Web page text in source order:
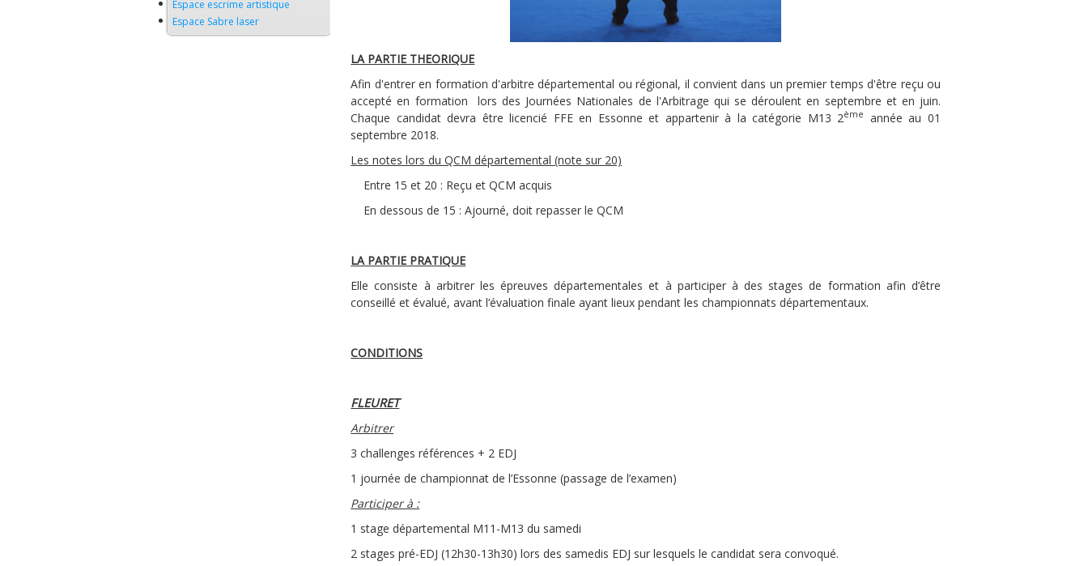
Espace escrime artistique
Espace Sabre laser
LA PARTIE THEORIQUE
Afin d'entrer en formation d'arbitre départemental ou régional, il convient dans un premier temps d'être reçu ou
accepté en formation
lors des Journées Nationales de l'Arbitrage qui se déroulent en septembre et en juin.
Chaque candidat devra être licencié FFE en Essonne et appartenir à la catégorie M13 2ème
année au 01
septembre 2018.
Les notes lors du QCM départemental (note sur 20)
Entre 15 et 20 : Reçu et QCM acquis
En dessous de 15 : Ajourné, doit repasser le QCM
LA PARTIE PRATIQUE
Elle consiste à arbitrer les épreuves départementales et à participer à des stages de formation afin d’être
conseillé et évalué, avant l’évaluation finale ayant lieux pendant les championnats départementaux.
CONDITIONS
FLEURET
Arbitrer
3 challenges références + 2 EDJ
1 journée de championnat de l’Essonne (passage de l’examen)
Participer à :
1 stage départemental M11-M13 du samedi
2 stages pré-EDJ (12h30-13h30) lors des samedis EDJ sur lesquels le candidat sera convoqué.